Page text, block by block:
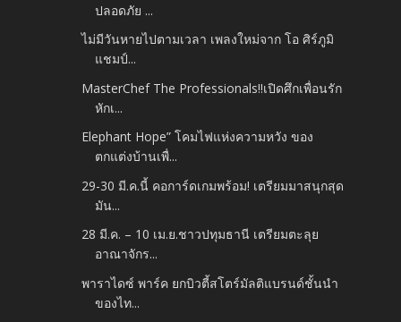
ปลอดภัย ...
ไม่มีวันหายไปตามเวลา เพลงใหม่จาก โอ ศิร์ภูมิ
แชมป์...
MasterChef The Professionals!!เปิดศึกเพื่อนรัก
หักเ...
Elephant Hope” โคมไฟแห่งความหวัง ของ
ตกแต่งบ้านเพื่...
29-30 มี.ค.นี้ คอการ์ดเกมพร้อม! เตรียมมาสนุกสุด
มัน...
28 มี.ค. – 10 เม.ย.ชาวปทุมธานี เตรียมตะลุย
อาณาจักร...
พาราไดซ์ พาร์ค ยกบิวตี้สโตร์มัลติแบรนด์ชั้นนำ
ของไท...